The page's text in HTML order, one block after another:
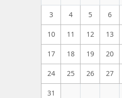
3 4 5 6
10 11 12 13
17 18 19 20
24 25 26 27
31